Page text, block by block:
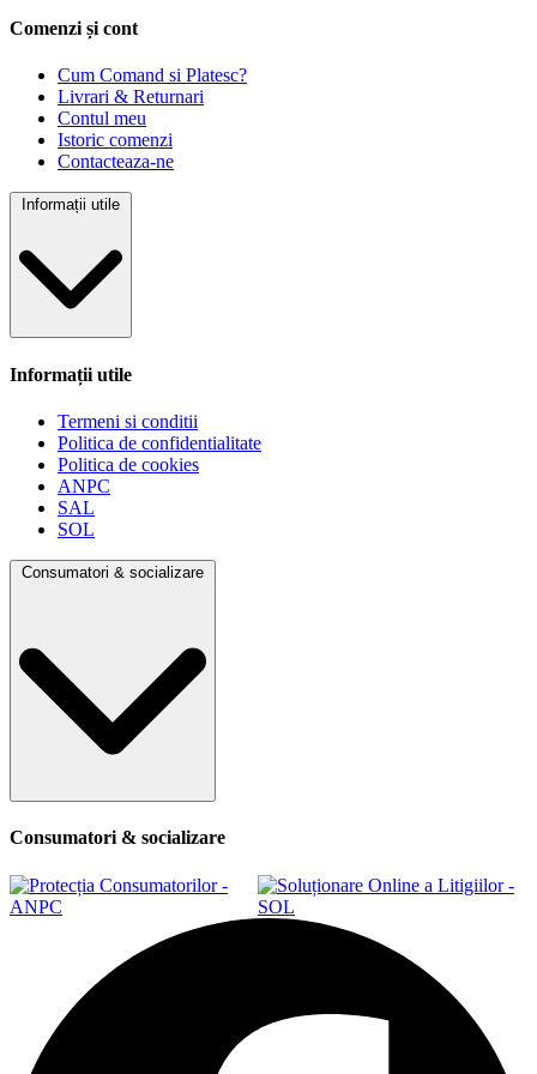
Comenzi și cont
Cum Comand si Platesc?
Livrari & Returnari
Contul meu
Istoric comenzi
Contacteaza-ne
Informații utile
Informații utile
Termeni si conditii
Politica de confidentialitate
Politica de cookies
ANPC
SAL
SOL
Consumatori & socializare
Consumatori & socializare